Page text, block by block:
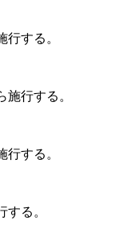
する。
行する。
する。
る。